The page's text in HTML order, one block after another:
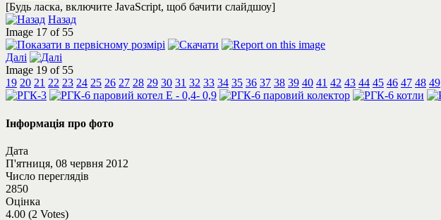
[Будь ласка, включите JavaScript, щоб бачити слайдшоу]
Назад
Image 17 of 55
Далі
Image 19 of 55
19 20 21 22 23 24 25 26 27 28 29 30 31 32 33 34 35 36 37 38 39 40 41 42 43 44 45 46 47 48 49
Інформація про фото
Дата
П'ятниця, 08 червня 2012
Число переглядів
2850
Оцінка
4.00 (2 Votes)